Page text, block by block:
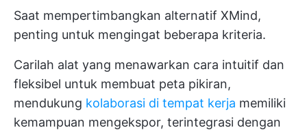
Saat mempertimbangkan alternatif XMind,
penting untuk mengingat beberapa kriteria.
Carilah alat yang menawarkan cara intuitif dan
fleksibel untuk membuat peta pikiran,
mendukung kolaborasi di tempat kerja memiliki
kemampuan mengekspor, terintegrasi dengan